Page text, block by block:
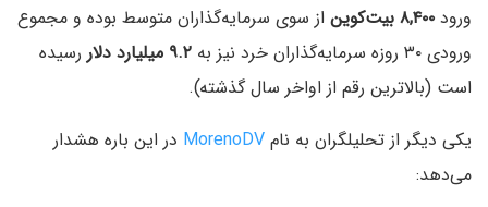
ورود ۸,۴۰۰ بیت‌کوین
از سوی سرمایه‌گذاران متوسط بوده و مجموع
ورودی ۳۰ روزه سرمایه‌گذاران خرد نیز به
۹.۲ میلیارد دلار
رسیده
است (بالاترین رقم از اواخر سال گذشته).
یکی دیگر از تحلیلگران به نام MorenoDV در این باره هشدار
می‌دهد: